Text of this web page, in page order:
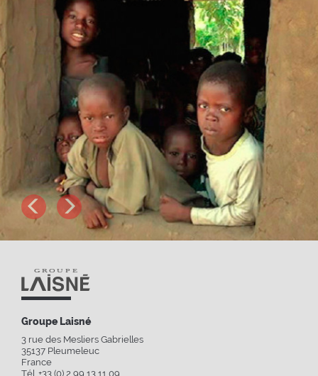
Next Previous
Groupe Laisné
3 rue des Mesliers Gabrielles
35137 Pleumeleuc
France
Tél. +33 (0) 2 99 13 11 09